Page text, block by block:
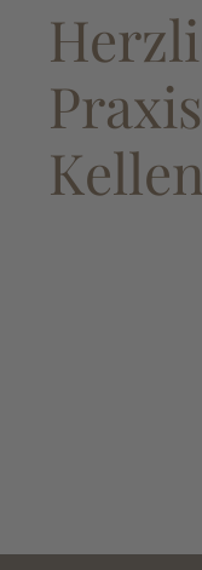
Kellen